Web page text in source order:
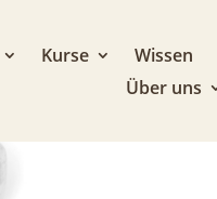
Kurse Wissen
Über uns